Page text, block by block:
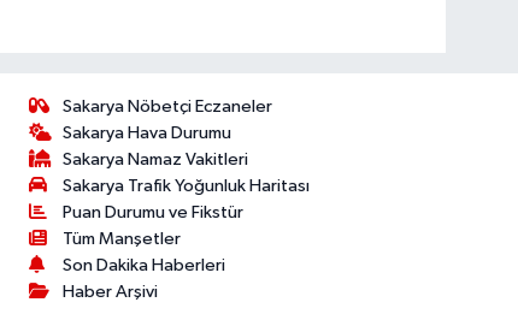
Sakarya Nöbetçi Eczaneler
Sakarya Hava Durumu
Sakarya Namaz Vakitleri
Sakarya Trafik Yoğunluk Haritası
Puan Durumu ve Fikstür
Tüm Manşetler
Son Dakika Haberleri
Haber Arşivi